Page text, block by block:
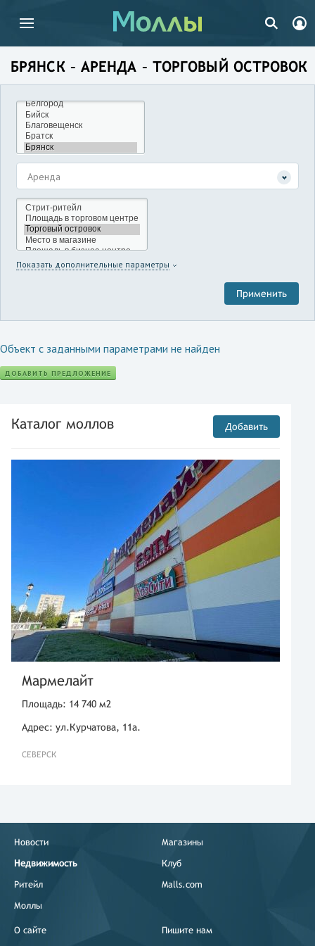
БРЯНСК – АРЕНДА – ТОРГОВЫЙ ОСТРОВОК
Аренда
Показать дополнительные параметры
Объект с заданными параметрами не найден
ДОБАВИТЬ ПРЕДЛОЖЕНИЕ
Каталог моллов Добавить
Мармелайт
Площадь: 14 740 м2
Адрес: ул.Курчатова, 11а.
СЕВЕРСК
Новости
Недвижимость
Ритейл
Моллы
Магазины
Клуб
Malls.com
О сайте Пишите нам